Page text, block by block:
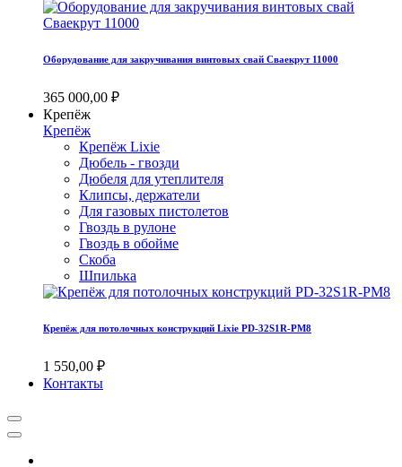
Оборудование для закручивания винтовых свай Сваекрут 11000
365 000,00 ₽
Крепёж
Крепёж
Крепёж Lixie
Дюбель - гвозди
Дюбеля для утеплителя
Клипсы, держатели
Для газовых пистолетов
Гвоздь в рулоне
Гвоздь в обойме
Скоба
Шпилька
Крепёж для потолочных конструкций Lixie PD-32S1R-PM8
1 550,00 ₽
Контакты